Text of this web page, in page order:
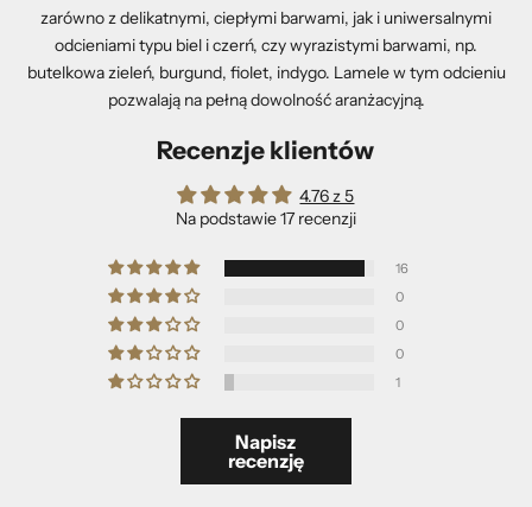
zarówno z delikatnymi, ciepłymi barwami, jak i uniwersalnymi
odcieniami typu biel i czerń, czy wyrazistymi barwami, np.
butelkowa zieleń, burgund, fiolet, indygo. Lamele w tym odcieniu
pozwalają na pełną dowolność aranżacyjną.
Recenzje klientów
4.76 z 5
Na podstawie 17 recenzji
16
0
0
0
1
Napisz
recenzję